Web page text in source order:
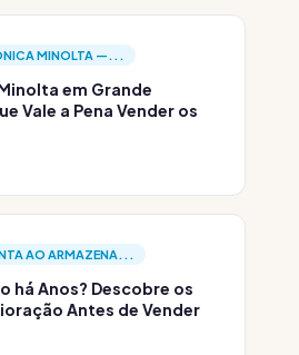
MINOLTA —...
em Grande
Vale a Pena Vender os
AO ARMAZENA...
há Anos? Descobre os
Antes de Vender